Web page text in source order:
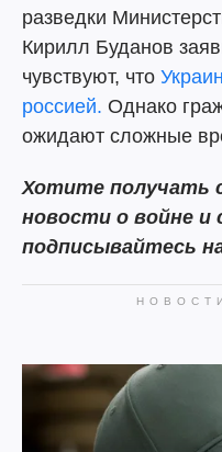
разведки
Кирилл Буданов
чувствуют, что
россией. Однако
ожидают сложные
Хотите получать
новости о войне и
подписывайтесь